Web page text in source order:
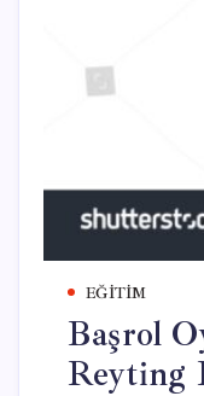
EĞITIM
Başrol
Reyting